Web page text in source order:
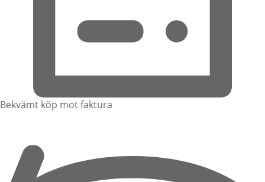
Bekvämt köp mot faktura